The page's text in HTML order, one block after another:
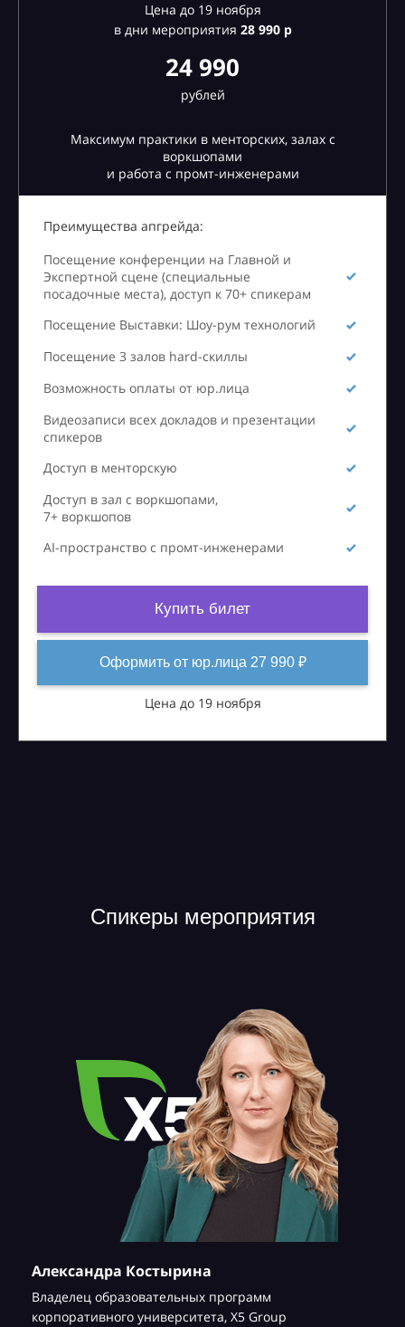
Цена до 19 ноября
в дни мероприятия 28990 р
24 990
рублей
Максимум практики в менторских, залах с
воркшопами
и работа с промт-инженерами
Преимущества апгрейда:
Посещение конференции на Главной и
Экспертной сцене (специальные
посадочные места), доступ к 70+ спикерам
Посещение Выставки: Шоу-рум технологий
Посещение 3 залов hard-скиллы
Возможность оплаты от юр.лица
Видеозаписи всех докладов и презентации
спикеров
Доступ в менторскую
Доступ в зал с воркшопами,
7+ воркшопов
AI-пространство с промт-инженерами
Купить билет
Оформить от юр.лица 27 990 ₽
Цена до 19 ноября
Спикеры мероприятия
Александра Костырина
Владелец образовательных программ
корпоративного университета, Х5 Group